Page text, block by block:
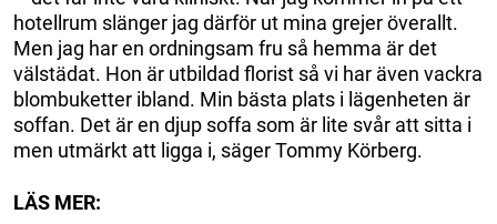
hotellrum slänger jag därför ut mina grejer överallt.
Men jag har en ordningsam fru så hemma är det
välstädat. Hon är utbildad florist så vi har även vackra
blombuketter ibland. Min bästa plats i lägenheten är
soffan. Det är en djup soffa som är lite svår att sitta i
men utmärkt att ligga i, säger Tommy Körberg.
LÄS MER: